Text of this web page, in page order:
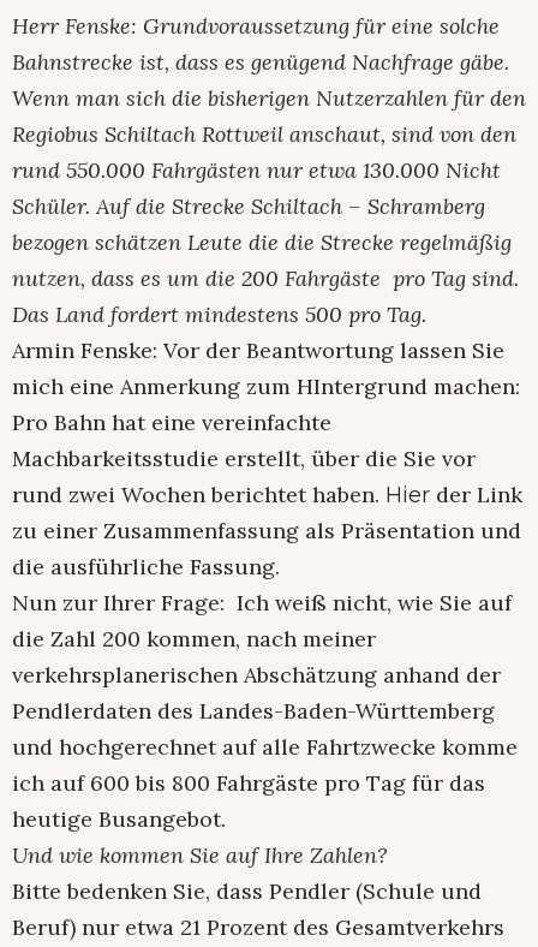
Herr Fenske: Grundvoraussetzung für eine solche
Bahnstrecke ist, dass es genügend Nachfrage gäbe.
Wenn man sich die bisherigen Nutzerzahlen für den
Regiobus Schiltach Rottweil anschaut, sind von den
rund 550.000 Fahrgästen nur etwa 130.000 Nicht
Schüler. Auf die Strecke Schiltach – Schramberg
bezogen schätzen Leute die die Strecke regelmäßig
nutzen, dass es um die 200 Fahrgäste pro Tag sind.
Das Land fordert mindestens 500 pro Tag.
Armin Fenske: Vor der Beantwortung lassen Sie
mich eine Anmerkung zum HIntergrund machen:
Pro Bahn hat eine vereinfachte
Machbarkeitsstudie erstellt, über die Sie vor
rund zwei Wochen berichtet haben. Hier der Link
zu einer Zusammenfassung als Präsentation und
die ausführliche Fassung.
Nun zur Ihrer Frage: Ich weiß nicht, wie Sie auf
die Zahl 200 kommen, nach meiner
verkehrsplanerischen Abschätzung anhand der
Pendlerdaten des Landes-Baden-Württemberg
und hochgerechnet auf alle Fahrtzwecke komme
ich auf 600 bis 800 Fahrgäste pro Tag für das
heutige Busangebot.
Und wie kommen Sie auf Ihre Zahlen?
Bitte bedenken Sie, dass Pendler (Schule und
Beruf) nur etwa 21 Prozent des Gesamtverkehrs